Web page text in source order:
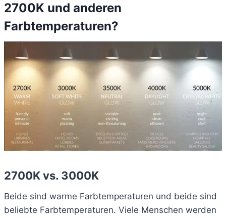
2700K und anderen
Farbtemperaturen?
2700K vs. 3000K
Beide sind warme Farbtemperaturen und beide sind
beliebte Farbtemperaturen. Viele Menschen werden